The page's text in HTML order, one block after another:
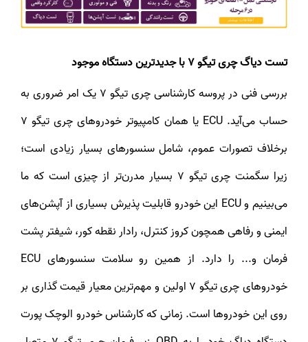
تست دیاگ چری تیگو 7 با جدیدترین دستگاه موجود
بررسی فنی در پروسه کارشناسی چری تیگو 7 یک امر ضروری به
حساب می‌آید. ECU یا همان کامپیوتر خودروهای چری تیگو 7
برخلاف تصورات عموم، شامل سنسورهای بسیار زیادی است؛
زیرا سگمنت چری تیگو 7 بسیار مدرن‌تر از چیزی است که ما
می‌بینیم و ECU این خودرو قابلیت پذیرش بسیاری از آپشن‌های
ایمنی و رفاهی همچون کروز کنترل، رادار نقطه کور، شیفتر پشت
فرمان و... را دارد. از همین رو سلامت سنسورهای ECU
خودروهای چری تیگو 7 اولین و مهم‌ترین معیار قیمت گذاری بر
روی این خودروها است. زمانی که کارشناس خودرو الوچک پورت